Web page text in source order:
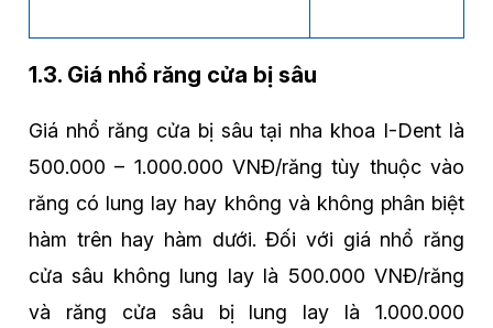
1.3. Giá nhổ răng cửa bị sâu
Giá nhổ răng cửa bị sâu tại nha khoa I-Dent là
500.000 – 1.000.000 VNĐ/răng tùy thuộc vào
răng có lung lay hay không và không phân biệt
hàm trên hay hàm dưới. Đối với giá nhổ răng
cửa sâu không lung lay là 500.000 VNĐ/răng
và răng cửa sâu bị lung lay là 1.000.000